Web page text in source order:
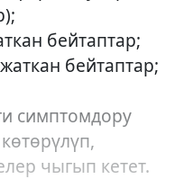
бейтаптар;
бейтаптар;
симптомдору
чыгып кетет.